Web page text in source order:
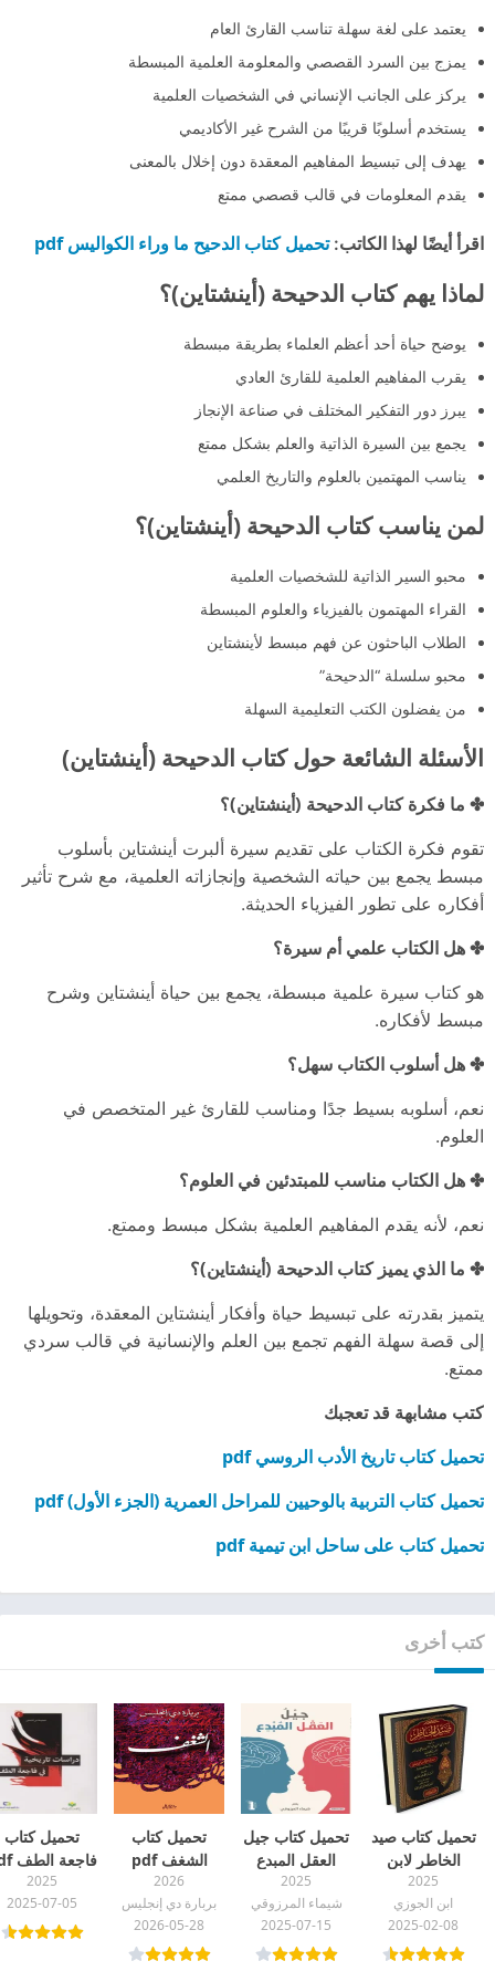
يعتمد على لغة سهلة تناسب القارئ العام
يمزج بين السرد القصصي والمعلومة العلمية المبسطة
يركز على الجانب الإنساني في الشخصيات العلمية
يستخدم أسلوبًا قريبًا من الشرح غير الأكاديمي
يهدف إلى تبسيط المفاهيم المعقدة دون إخلال بالمعنى
يقدم المعلومات في قالب قصصي ممتع
اقرأ أيضًا لهذا الكاتب:تحميل كتاب الدحيح ما وراء الكواليس pdf
لماذا يهم كتاب الدحيحة (أينشتاين)؟
يوضح حياة أحد أعظم العلماء بطريقة مبسطة
يقرب المفاهيم العلمية للقارئ العادي
يبرز دور التفكير المختلف في صناعة الإنجاز
يجمع بين السيرة الذاتية والعلم بشكل ممتع
يناسب المهتمين بالعلوم والتاريخ العلمي
لمن يناسب كتاب الدحيحة (أينشتاين)؟
محبو السير الذاتية للشخصيات العلمية
القراء المهتمون بالفيزياء والعلوم المبسطة
الطلاب الباحثون عن فهم مبسط لأينشتاين
محبو سلسلة “الدحيحة”
من يفضلون الكتب التعليمية السهلة
الأسئلة الشائعة حول كتاب الدحيحة (أينشتاين)
✤ ما فكرة كتاب الدحيحة (أينشتاين)؟
تقوم فكرة الكتاب على تقديم سيرة ألبرت أينشتاين بأسلوب
مبسط يجمع بين حياته الشخصية وإنجازاته العلمية، مع شرح تأثير
أفكاره على تطور الفيزياء الحديثة.
✤ هل الكتاب علمي أم سيرة؟
هو كتاب سيرة علمية مبسطة، يجمع بين حياة أينشتاين وشرح
مبسط لأفكاره.
✤ هل أسلوب الكتاب سهل؟
نعم، أسلوبه بسيط جدًا ومناسب للقارئ غير المتخصص في
العلوم.
✤ هل الكتاب مناسب للمبتدئين في العلوم؟
نعم، لأنه يقدم المفاهيم العلمية بشكل مبسط وممتع.
✤ ما الذي يميز كتاب الدحيحة (أينشتاين)؟
يتميز بقدرته على تبسيط حياة وأفكار أينشتاين المعقدة، وتحويلها
إلى قصة سهلة الفهم تجمع بين العلم والإنسانية في قالب سردي
ممتع.
كتب مشابهة قد تعجبك
تحميل كتاب تاريخ الأدب الروسي pdf
تحميل كتاب التربية بالوحيين للمراحل العمرية (الجزء الأول) pdf
تحميل كتاب على ساحل ابن تيمية pdf
كتب أخرى
تحميل كتاب صيد
الخاطر لابن
الجوزي pdf
2025
ابن الجوزي
2025-02-08
تحميل كتاب جيل
العقل المبدع
للأطفال pdf
2025
شيماء المرزوقي
2025-07-15
تحميل كتاب
الشغف pdf
2026
بربارة دي إنجليس
2026-05-28
تحميل كتاب
فاجعة الطف pdf
2025
2025-07-05